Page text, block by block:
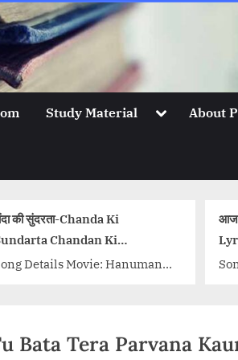
Study Material ToggleAbout
Ki
Ki
Hanuman
आज कल ज़िन्दगी Aaj Kal
Lyrics in
Song Title Song) ओ री
href="http://
Bata Tera Parvana